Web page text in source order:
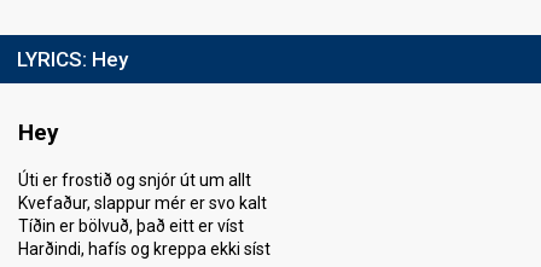
LYRICS: Hey
Hey
Úti er frostið og snjór út um allt
Kvefaður, slappur mér er svo kalt
Tíðin er bölvuð, það eitt er víst
Harðindi, hafís og kreppa ekki síst